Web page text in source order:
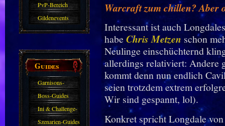
PvP-Bereich
Gildenevents
Guides
Garnisons-
Guides
Boss-Guides
Ini & Challenge-
Guides
Szenarien-Guides
Warcraft zum chillen? Aber
Interessant ist auch
habe Chris Metzen schon
Neulinge einschüchternd
allerdings relativiert: Andere
kommt denn nun endlich
seien trotzdem extrem
Wir sind gespannt, lol).
Konkret spricht Longdale